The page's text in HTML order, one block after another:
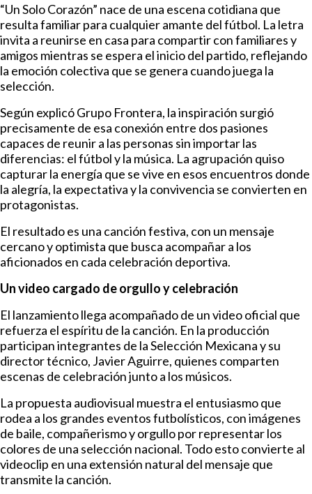
“Un Solo Corazón” nace de una escena cotidiana que
resulta familiar para cualquier amante del fútbol. La letra
invita a reunirse en casa para compartir con familiares y
amigos mientras se espera el inicio del partido, reflejando
la emoción colectiva que se genera cuando juega la
selección.
Según explicó Grupo Frontera, la inspiración surgió
precisamente de esa conexión entre dos pasiones
capaces de reunir a las personas sin importar las
diferencias: el fútbol y la música. La agrupación quiso
capturar la energía que se vive en esos encuentros donde
la alegría, la expectativa y la convivencia se convierten en
protagonistas.
El resultado es una canción festiva, con un mensaje
cercano y optimista que busca acompañar a los
aficionados en cada celebración deportiva.
Un video cargado de orgullo y celebración
El lanzamiento llega acompañado de un video oficial que
refuerza el espíritu de la canción. En la producción
participan integrantes de la Selección Mexicana y su
director técnico, Javier Aguirre, quienes comparten
escenas de celebración junto a los músicos.
La propuesta audiovisual muestra el entusiasmo que
rodea a los grandes eventos futbolísticos, con imágenes
de baile, compañerismo y orgullo por representar los
colores de una selección nacional. Todo esto convierte al
videoclip en una extensión natural del mensaje que
transmite la canción.